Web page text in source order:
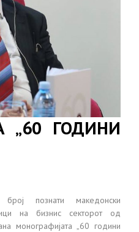
„60 ГОДИНИ
познати македонски
на бизнис секторот од
монографијата „60 години